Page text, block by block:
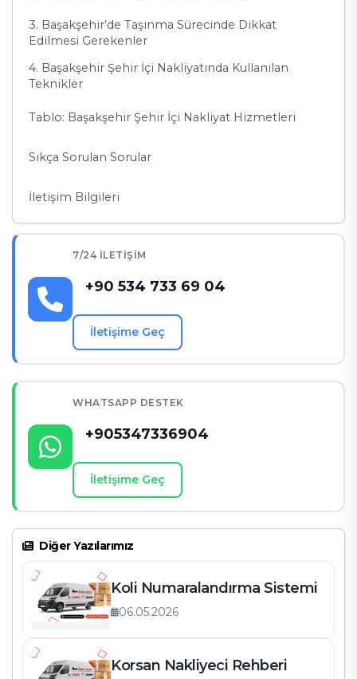
3. Başakşehir’de Taşınma Sürecinde Dikkat
Edilmesi Gerekenler
4. Başakşehir Şehir İçi Nakliyatında Kullanılan
Teknikler
Tablo: Başakşehir Şehir İçi Nakliyat Hizmetleri
Sıkça Sorulan Sorular
İletişim Bilgileri
7/24 İLETIŞIM
+90 534 733 69 04
İletişime Geç
WHATSAPP DESTEK
+905347336904
İletişime Geç
Diğer Yazılarımız
Koli Numaralandırma Sistemi
06.05.2026
Korsan Nakliyeci Rehberi